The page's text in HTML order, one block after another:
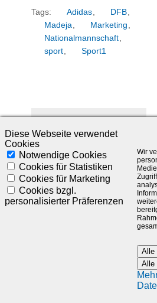
Tags: Adidas DFB
Madeja
Marketing
Nationalmannschaft
sport
Sport1
WICHTIGES
FÜR UEFA EURO
IN MÜNCHEN
ZUR ÖFFNUNG
DER STADIEN
Die SLC Management GmbH
Diese Webseite verwendet
Cookies
Notwendige Cookies
Cookies für Statistiken
Cookies für Marketing
Cookies bzgl.
personalisierter Präferenzen
Wir
Alle
Alle